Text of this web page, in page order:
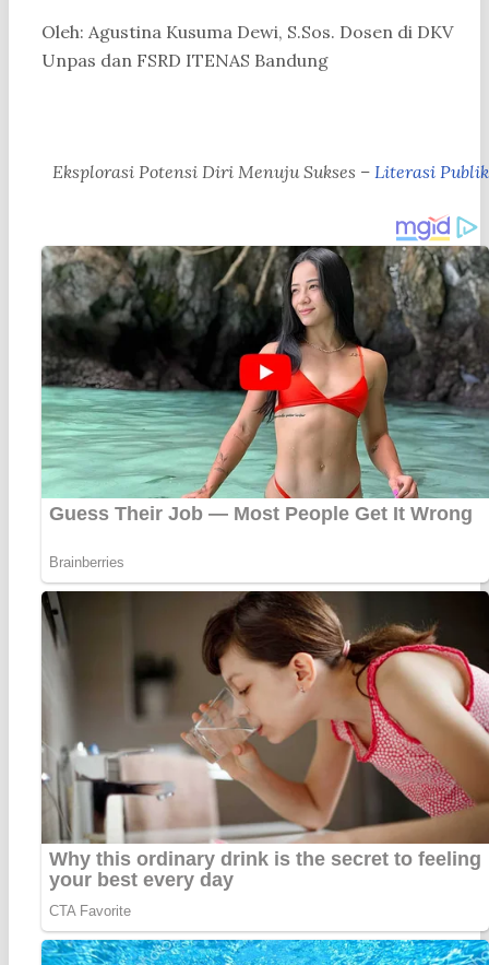
Oleh: Agustina Kusuma Dewi, S.Sos. Dosen di DKV
Unpas dan FSRD ITENAS Bandung
Eksplorasi Potensi Diri Menuju Sukses – Literasi Publik